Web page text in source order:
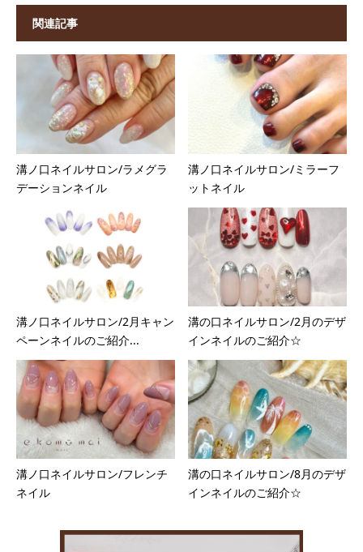
関連記事
溝ノ口ネイルサロン/ラメグラ
デーションネイル
溝ノ口ネイルサロン/ミラーフ
ットネイル
溝ノ口ネイルサロン/2月キャン
ペーンネイルのご紹介...
溝の口ネイルサロン/2月のデザ
インネイルのご紹介☆
溝ノ口ネイルサロン/フレンチ
ネイル
溝の口ネイルサロン/8月のデザ
インネイルのご紹介☆